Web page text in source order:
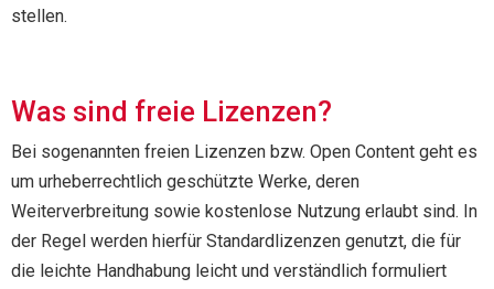
stellen.
Was sind freie Lizenzen?
Bei sogenannten freien Lizenzen bzw. Open Content geht es
um urheberrechtlich geschützte Werke, deren
Weiterverbreitung sowie kostenlose Nutzung erlaubt sind. In
der Regel werden hierfür Standardlizenzen genutzt, die für
die leichte Handhabung leicht und verständlich formuliert